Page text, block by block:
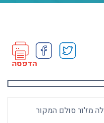
הדפסה
לה מז'ור סולם המקור